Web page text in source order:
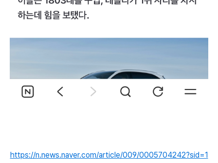
https://n.news.naver.com/article/009/0005704242?sid=1